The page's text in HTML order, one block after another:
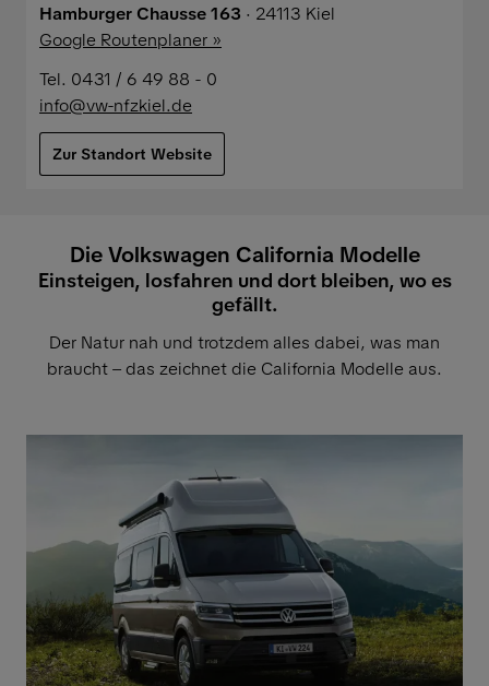
Hamburger Chausse 163 · 24113 Kiel
Google Routenplaner »
Tel. 0431 / 6 49 88 - 0
info@vw-nfzkiel.de
Zur Standort Website
Die Volkswagen California Modelle
Einsteigen, losfahren und dort bleiben, wo es
gefällt.
Der Natur nah und trotzdem alles dabei, was man
braucht – das zeichnet die California Modelle aus.